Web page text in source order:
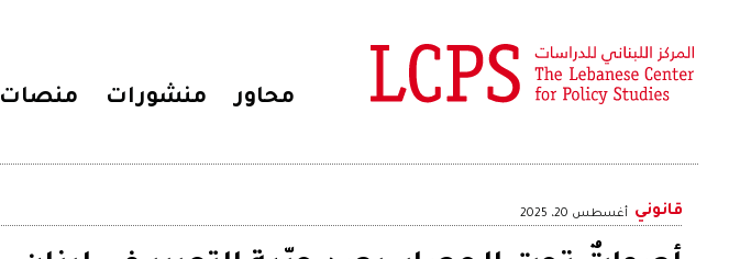
محاور منشورات منصات
قانوني أغسطس 20، 2025